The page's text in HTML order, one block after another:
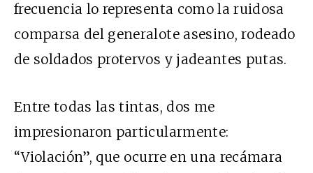
frecuencia lo representa como la ruidosa
comparsa del generalote asesino, rodeado
de soldados protervos y jadeantes putas.
Entre todas las tintas, dos me
impresionaron particularmente:
“Violación”, que ocurre en una recámara